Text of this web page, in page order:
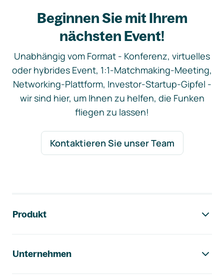
Beginnen Sie mit Ihrem
nächsten Event!
Unabhängig vom Format - Konferenz, virtuelles
oder hybrides Event, 1:1-Matchmaking-Meeting,
Networking-Plattform, Investor-Startup-Gipfel -
wir sind hier, um Ihnen zu helfen, die Funken
fliegen zu lassen!
Kontaktieren Sie unser Team
Produkt
Unternehmen